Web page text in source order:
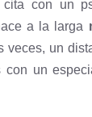
cita con un
a la larga
veces, un
con un